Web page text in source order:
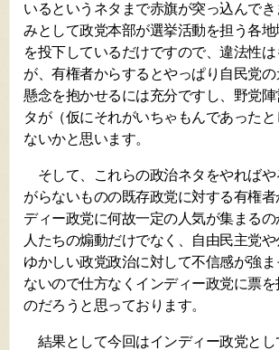
いるというネタまで赤旗が突っ込んで
みとして政党本部が選挙活動を担う各
を投下しているだけですので、違法性
が、有権者からするとやっぱり自民党
懸念を抱かせるには充分ですし、野党
タが（仮にそれがいちゃもんであった
ないかと思います。
そして、これらの政治ネタをやれば
がらないものの既存政党に対する有権
ディー政党に何故一定の人気が集まる
人たちの煽動だけでなく、自由民主党
ゆかしい政党政治に対して不信感が強
ないので仕方なくインディー政党に票
のだろうと思っております。
結果として今回はインディー政党と